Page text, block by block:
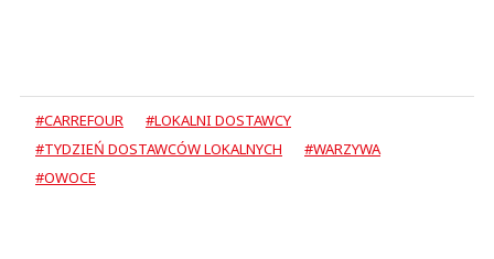
#CARREFOUR
#LOKALNI DOSTAWCY
#TYDZIEŃ DOSTAWCÓW LOKALNYCH
#WARZYWA
#OWOCE